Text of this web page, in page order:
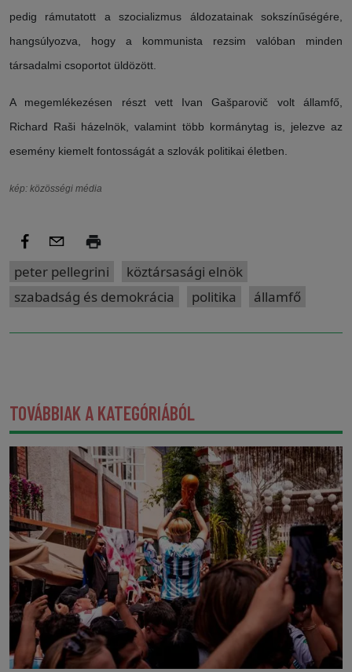
pedig rámutatott a szocializmus áldozatainak sokszínűségére,
hangsúlyozva, hogy a kommunista rezsim valóban minden
társadalmi csoportot üldözött.
A megemlékezésen részt vett Ivan Gašparovič volt államfő,
Richard Raši házelnök, valamint több kormánytag is, jelezve az
esemény kiemelt fontosságát a szlovák politikai életben.
kép: közösségi média
peter pellegrini
köztársasági elnök
szabadság és demokrácia
politika államfő
TOVÁBBIAK A KATEGÓRIÁBÓL